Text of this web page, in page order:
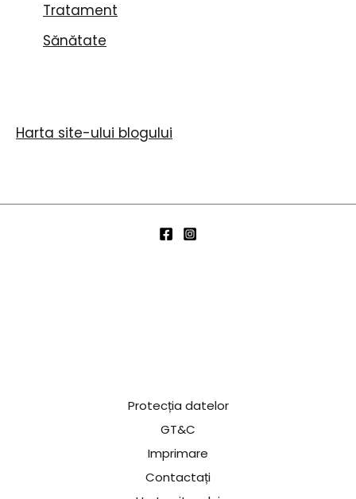
Tratament
Sănătate
Harta site-ului blogului
Protecția datelor
GT&C
Imprimare
Contactați